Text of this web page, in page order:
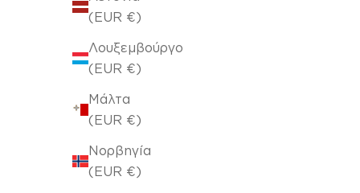
(EUR €)
Λουξεμβούργο
(EUR €)
Μάλτα
(EUR €)
Νορβηγία
(EUR €)